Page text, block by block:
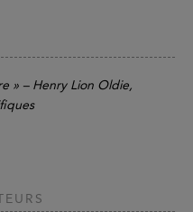
» – Henry Lion Oldie,